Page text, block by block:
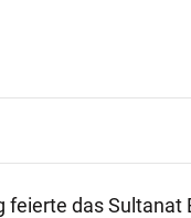
feierte das Sultanat